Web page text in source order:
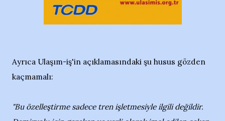
Ayrıca Ulaşım-iş'in açıklamasındaki şu husus gözden
kaçmamalı:
"Bu özelleştirme sadece tren işletmesiyle ilgili değildir.